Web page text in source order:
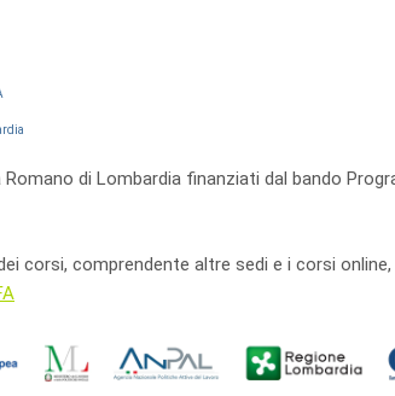
Romano di Lombardia finanziati dal bando
corsi, comprendente altre sedi e i corsi